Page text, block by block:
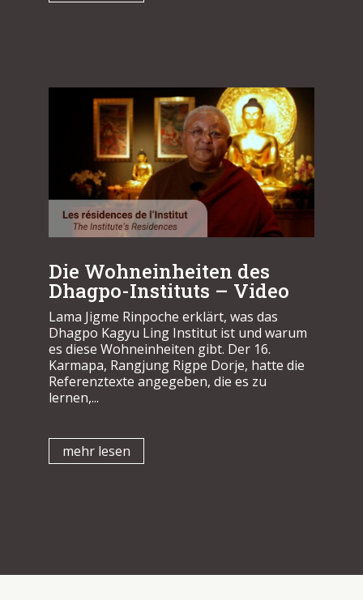
Die Wohneinheiten des
Dhagpo-Instituts – Video
Lama Jigme Rinpoche erklärt, was das
Dhagpo Kagyu Ling Institut ist und warum
es diese Wohneinheiten gibt. Der 16.
Karmapa, Rangjung Rigpe Dorje, hatte die
Referenztexte angegeben, die es zu
lernen,...
mehr lesen